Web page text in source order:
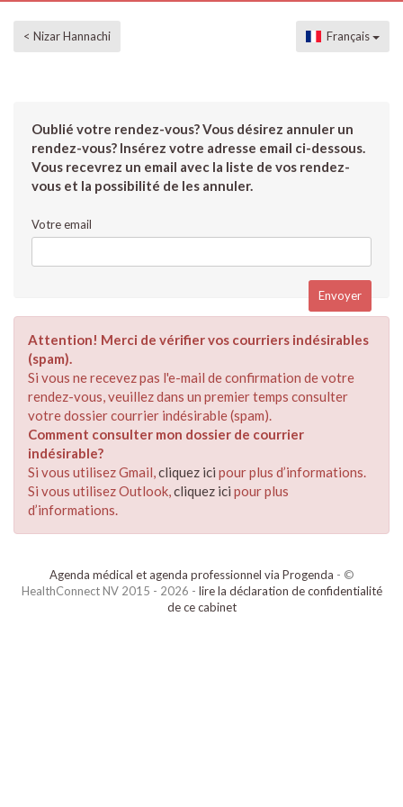
< Nizar Hannachi Français
Oublié votre rendez-vous? Vous désirez annuler un
rendez-vous? Insérez votre adresse email ci-dessous.
Vous recevrez un email avec la liste de vos rendez-
vous et la possibilité de les annuler.
Votre email
Attention! Merci de vérifier vos courriers indésirables
(spam).
Si vous ne recevez pas l'e-mail de confirmation de votre
rendez-vous, veuillez dans un premier temps consulter
votre dossier courrier indésirable (spam).
Comment consulter mon dossier de courrier
indésirable?
Si vous utilisez Gmail,cliquez ici pour plus d’informations.
Si vous utilisez Outlook,cliquez ici pour plus
d’informations.
Agenda médical et agenda professionnel via Progenda - ©
HealthConnect NV 2015 - 2026 - lire la déclaration de confidentialité
de ce cabinet